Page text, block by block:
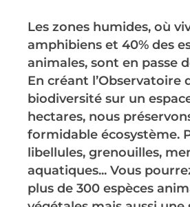
Les zones humides, où
amphibiens et 40% des
animales, sont en passe
En créant l’Observatoire
biodiversité sur un
hectares, nous
formidable écosystème.
libellules, grenouilles,
aquatiques... Vous
plus de 300 espèces